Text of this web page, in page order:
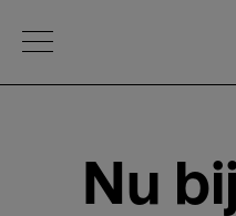
Open Menu
Nu